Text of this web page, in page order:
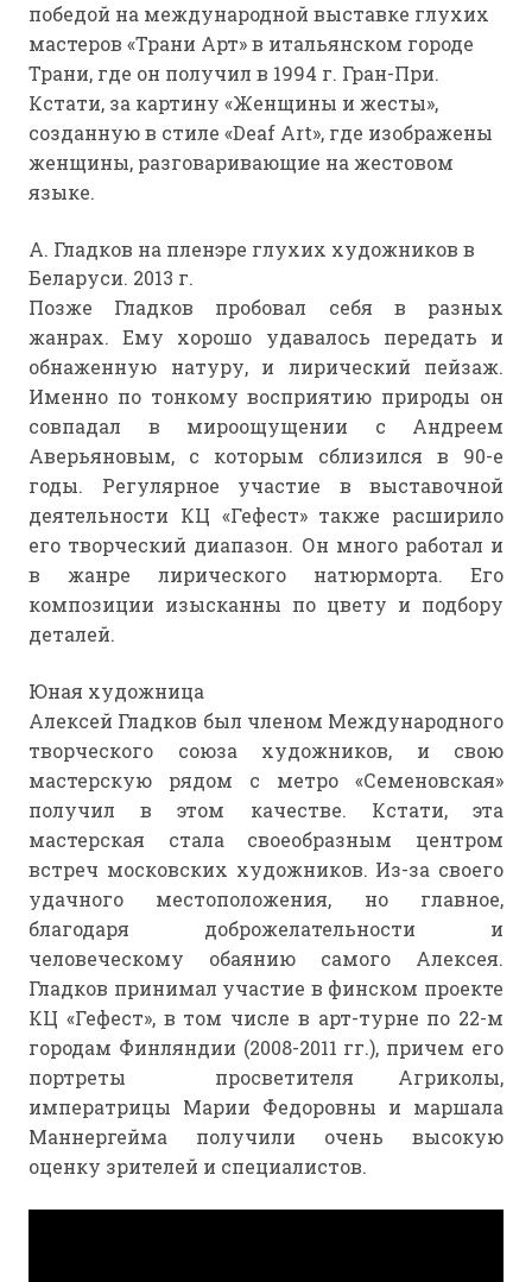
победой на международной выставке глухих
мастеров «Трани Арт» в итальянском городе
Трани, где он получил в 1994 г. Гран-При.
Кстати, за картину «Женщины и жесты»,
созданную в стиле «Deaf Art», где изображены
женщины, разговаривающие на жестовом
языке.
А. Гладков на пленэре глухих художников в
Беларуси. 2013 г.
Позже Гладков пробовал себя в разных
жанрах. Ему хорошо удавалось передать и
обнаженную натуру, и лирический пейзаж.
Именно по тонкому восприятию природы он
совпадал в мироощущении с Андреем
Аверьяновым, с которым сблизился в 90-е
годы. Регулярное участие в выставочной
деятельности КЦ «Гефест» также расширило
его творческий диапазон. Он много работал и
в жанре лирического натюрморта. Его
композиции изысканны по цвету и подбору
деталей.
Юная художница
Алексей Гладков был членом Международного
творческого союза художников, и свою
мастерскую рядом с метро «Семеновская»
получил в этом качестве. Кстати, эта
мастерская стала своеобразным центром
встреч московских художников. Из-за своего
удачного местоположения, но главное,
благодаря доброжелательности и
человеческому обаянию самого Алексея.
Гладков принимал участие в финском проекте
КЦ «Гефест», в том числе в арт-турне по 22-м
городам Финляндии (2008-2011 гг.), причем его
портреты просветителя Агриколы,
императрицы Марии Федоровны и маршала
Маннергейма получили очень высокую
оценку зрителей и специалистов.